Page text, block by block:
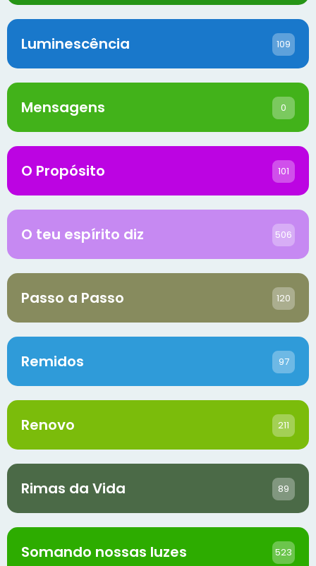
Luminescência 109
Mensagens 0
O Propósito 101
O teu espírito diz 506
Passo a Passo 120
Remidos 97
Renovo 211
Rimas da Vida 89
Somando nossas luzes 523